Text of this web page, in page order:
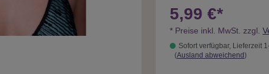
5,99 €*
* Preise inkl. MwSt. zzgl.
Sofort verfügbar, Lieferzeit
(Ausland abweichend)